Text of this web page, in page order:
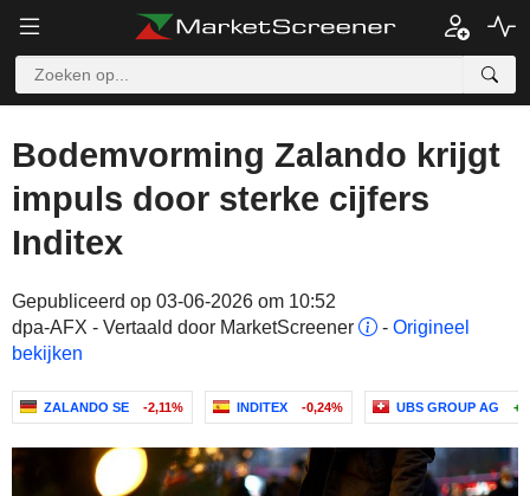
Bodemvorming Zalando krijgt
impuls door sterke cijfers
Inditex
Gepubliceerd op 03-06-2026 om 10:52
dpa-AFX - Vertaald door MarketScreener
- Origineel
bekijken
ZALANDO SE -2,11% INDITEX -0,24% UBS GROUP AG